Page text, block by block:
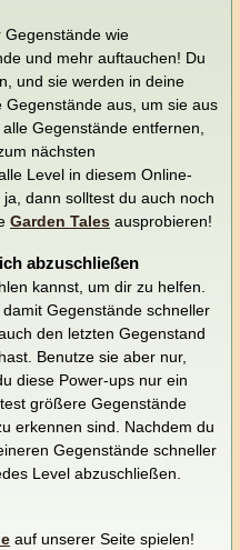
Gegenstände wie
und mehr auftauchen! Du
und sie werden in deine
aus, um sie aus
Gegenstände entfernen,
nächsten
Level in diesem Online-
dann solltest du auch noch
Garden Tales ausprobieren!
abzuschließen
kannst, um dir zu helfen.
Gegenstände schneller
den letzten Gegenstand
Benutze sie aber nur,
diese Power-ups nur ein
größere Gegenstände
erkennen sind. Nachdem du
Gegenstände schneller
Level abzuschließen.
auf unserer Seite spielen!